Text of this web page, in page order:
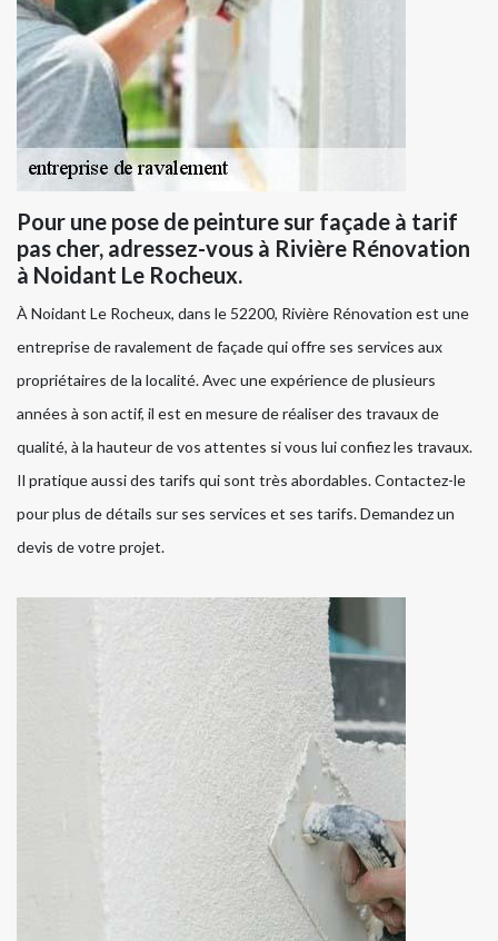
Pour une pose de peinture sur façade à tarif
pas cher, adressez-vous à Rivière Rénovation
à Noidant Le Rocheux.
À Noidant Le Rocheux, dans le 52200, Rivière Rénovation est une
entreprise de ravalement de façade qui offre ses services aux
propriétaires de la localité. Avec une expérience de plusieurs
années à son actif, il est en mesure de réaliser des travaux de
qualité, à la hauteur de vos attentes si vous lui confiez les travaux.
Il pratique aussi des tarifs qui sont très abordables. Contactez-le
pour plus de détails sur ses services et ses tarifs. Demandez un
devis de votre projet.